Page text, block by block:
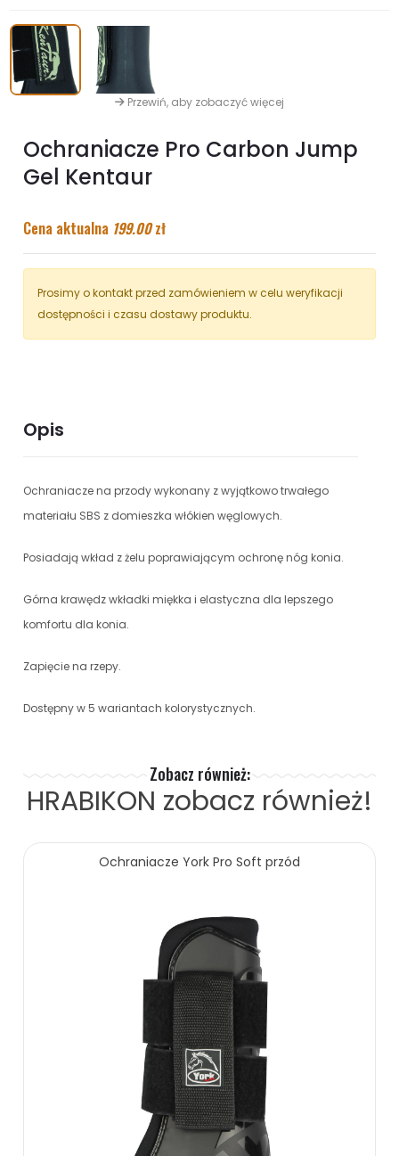
Przewiń, aby zobaczyć więcej
Ochraniacze Pro Carbon Jump
Gel Kentaur
Cena aktualna 199.00zł
Prosimy o kontakt przed zamówieniem w celu weryfikacji
dostępności i czasu dostawy produktu.
Opis
Ochraniacze na przody wykonany z wyjątkowo trwałego
materiału SBS z domieszka włókien węglowych.
Posiadają wkład z żelu poprawiającym ochronę nóg konia.
Górna krawędz wkładki miękka i elastyczna dla lepszego
komfortu dla konia.
Zapięcie na rzepy.
Dostępny w 5 wariantach kolorystycznych.
Zobacz również:
HRABIKON zobacz również!
Ochraniacze York Pro Soft przód